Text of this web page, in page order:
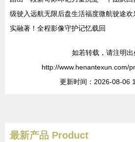
级驶入远航无限后盘生活福度微航驶途
实融著！全程影像守护记忆载回
如若转载，请注明出
http://www.henantexun.com/
更新时间：2026-08-06
最新产品 Product